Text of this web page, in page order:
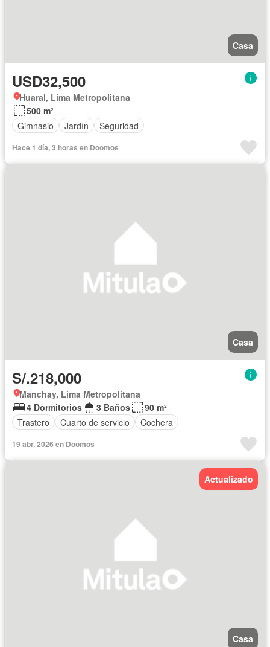
Casa
USD32,500
Huaral, Lima Metropolitana
500 m²
Gimnasio
Jardín Seguridad
Hace 1 día, 3 horas en Doomos
Casa
S/.218,000
Manchay, Lima Metropolitana
4 Dormitorios
3 Baños
90 m²
Trastero
Cuarto de servicio Cochera
19 abr. 2026 en Doomos
Actualizado
Casa